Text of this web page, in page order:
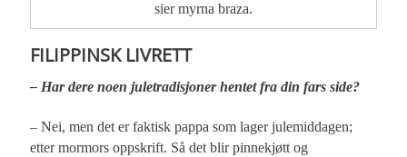
sier myrna braza.
FILIPPINSK LIVRETT
– Har dere noen juletradisjoner hentet fra din fars side?
– Nei, men det er faktisk pappa som lager julemiddagen;
etter mormors oppskrift. Så det blir pinnekjøtt og